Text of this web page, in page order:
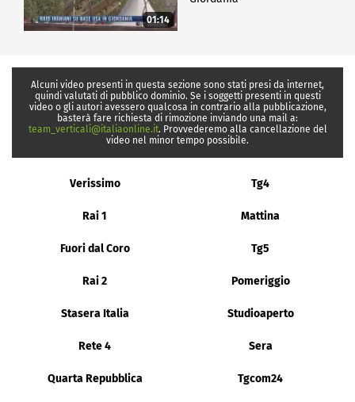
01:14
Alcuni video presenti in questa sezione sono stati presi da internet,
quindi valutati di pubblico dominio. Se i soggetti presenti in questi
video o gli autori avessero qualcosa in contrario alla pubblicazione,
basterà fare richiesta di rimozione inviando una mail a:
team_verticali@italiaonline.it. Provvederemo alla cancellazione del
video nel minor tempo possibile.
Verissimo Tg4
Rai 1 Mattina
Fuori dal Coro Tg5
Rai 2 Pomeriggio
Stasera Italia Studioaperto
Rete 4 Sera
Quarta Repubblica Tgcom24